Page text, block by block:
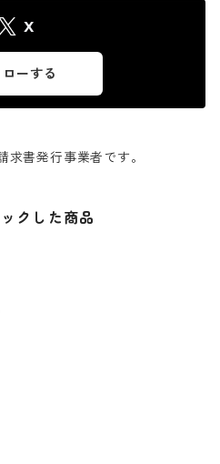
X
ローする
求書発行事業者です。
クした商品